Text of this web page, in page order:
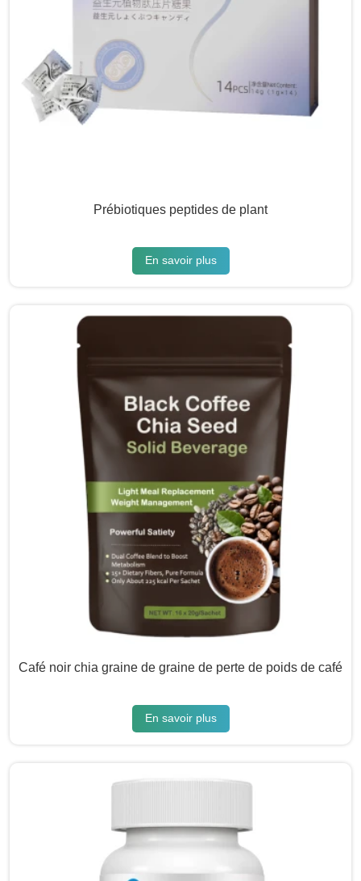
Prébiotiques peptides de plant
En savoir plus
Café noir chia graine de graine de perte de poids de café
En savoir plus